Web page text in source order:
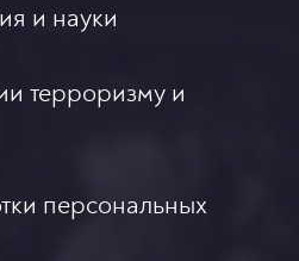
и науки
терроризму и
персональных